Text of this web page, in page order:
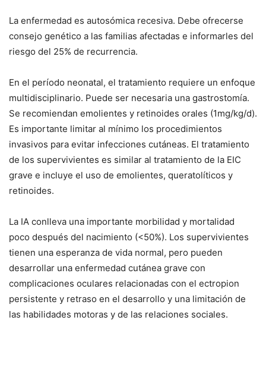
La enfermedad es autosómica recesiva. Debe ofrecerse
consejo genético a las familias afectadas e informarles del
riesgo del 25% de recurrencia.
En el período neonatal, el tratamiento requiere un enfoque
multidisciplinario. Puede ser necesaria una gastrostomía.
Se recomiendan emolientes y retinoides orales (1mg/kg/d).
Es importante limitar al mínimo los procedimientos
invasivos para evitar infecciones cutáneas. El tratamiento
de los supervivientes es similar al tratamiento de la EIC
grave e incluye el uso de emolientes, queratolíticos y
retinoides.
La IA conlleva una importante morbilidad y mortalidad
poco después del nacimiento (<50%). Los supervivientes
tienen una esperanza de vida normal, pero pueden
desarrollar una enfermedad cutánea grave con
complicaciones oculares relacionadas con el ectropion
persistente y retraso en el desarrollo y una limitación de
las habilidades motoras y de las relaciones sociales.